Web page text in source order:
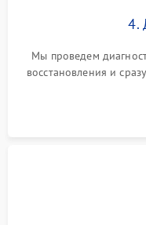
4.
Мы проведем
восстановления и